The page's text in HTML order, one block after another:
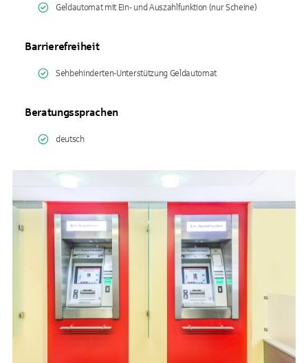
Geldautomat mit Ein- und Auszahlfunktion (nur Scheine)
Barrierefreiheit
Sehbehinderten-Unterstützung Geldautomat
Beratungssprachen
deutsch